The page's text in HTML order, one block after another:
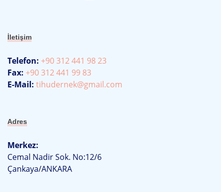
İletişim
Telefon: +90 312 441 98 23
Fax: +90 312 441 99 83
E-Mail: tihudernek@gmail.com
Adres
Merkez:
Cemal Nadir Sok. No:12/6
Çankaya/ANKARA